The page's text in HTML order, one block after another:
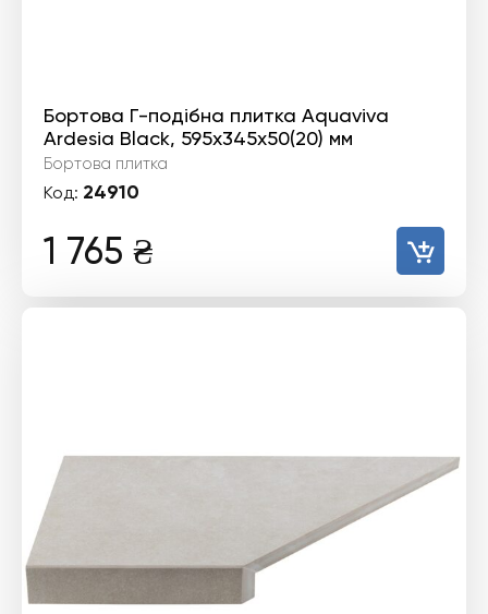
Бортова Г-подібна плитка Aquaviva
Ardesia Black, 595x345x50(20) мм
Бортова плитка
Код: 24910
1 765 ₴